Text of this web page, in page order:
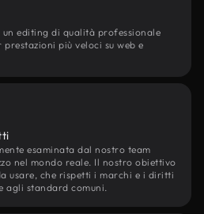
editing di qualità professionale
più veloci su web e
esaminata dal nostro team
nel mondo reale. Il nostro obiettivo
usare, che rispetti i marchi e i diritti
agli standard comuni.